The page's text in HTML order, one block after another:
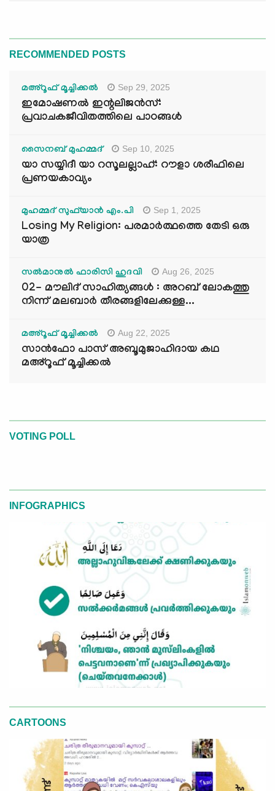
RECOMMENDED POSTS
മഅ്റൂഫ് മൂച്ചിക്കല്‍ Sep 29, 2025
ഇമോഷണൽ ഇന്റലിജൻസ്:
പ്രവാചകജീവിതത്തിലെ പാഠങ്ങൾ
സൈനബ് മുഹമ്മദ് Sep 10, 2025
യാ സയ്യിദീ യാ റസൂലല്ലാഹ്: റൗളാ ശരീഫിലെ
പ്രണയകാവ്യം
മുഹമ്മദ് സുഫ്‌യാൻ എം.പി Sep 1, 2025
Losing My Religion: പരമാർത്ഥത്തെ തേടി ഒരു
യാത്ര
സൽമാനുൽ ഫാരിസി ഹുദവി Aug 26, 2025
02- മൗലിദ് സാഹിത്യങ്ങൾ : അറബ് ലോകത്തു
നിന്ന് മലബാർ തീരങ്ങളിലേക്കുള്ള...
മഅ്റൂഫ് മൂച്ചിക്കല്‍ Aug 22, 2025
സാൻഫോ പാസ് അബൂമുജാഹിദായ കഥ
മഅ്റൂഫ് മൂച്ചിക്കല്‍
VOTING POLL
INFOGRAPHICS
CARTOONS